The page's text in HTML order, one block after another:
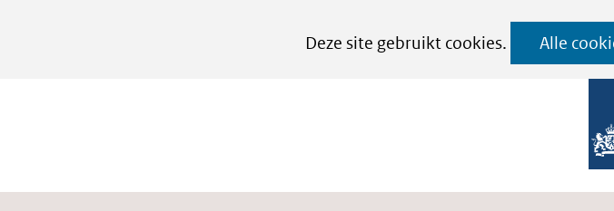
Deze site gebruikt cookies.
van
Alle